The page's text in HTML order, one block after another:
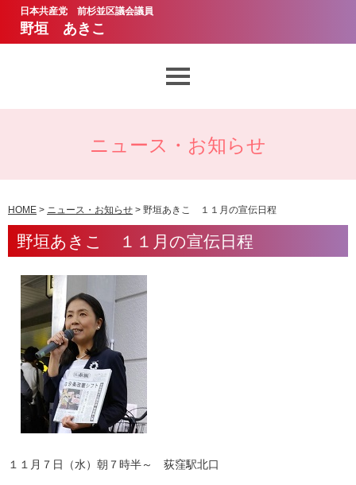
日本共産党 前杉並区議会議員
野垣 あきこ
野垣あきこのお約束
ニュース・お知らせ
HOME > ニュース・お知らせ > 野垣あきこ １１月の宣伝日程
野垣あきこ １１月の宣伝日程
１１月７日（水）朝７時半～ 荻窪駅北口